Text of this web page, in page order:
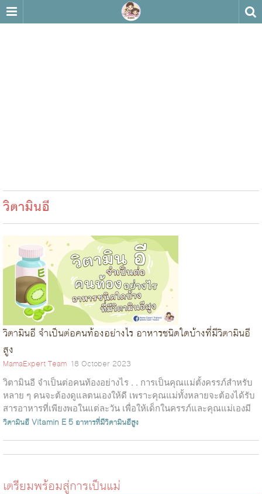
วิตามินอี
วิตามินอี จำเป็นต่อคนท้องอย่างไร อาหารชนิดใดบ้างที่มีวิตามินอี
สูง
MamaExpert Team 18 October 2023
วิตามินอี จำเป็นต่อคนท้องอย่างไร . . การเป็นคุณแม่ตั้งครรภ์สำหรับ
หลาย ๆ คนจะต้องดูแลตนเองให้ดี เพราะคุณแม่ทั้งหลายจะต้องได้รับ
สารอาหารที่เพียงพอในแต่ละวัน เพื่อให้เด็กในครรภ์และคุณแม่เองมี
สุขภาพท...
วิตามินอีVitamin E5 อาหารที่มีวิตามินอีสูง
เตรียมพร้อมสู่การเป็นแม่